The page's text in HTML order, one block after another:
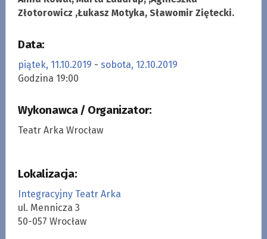
Złotorowicz ,Łukasz Motyka, Sławomir Ziętecki.
Data:
piątek, 11.10.2019 - sobota, 12.10.2019
Godzina 19:00
Wykonawca / Organizator:
Teatr Arka Wrocław
Lokalizacja:
Integracyjny Teatr Arka
ul. Mennicza 3
50-057 Wrocław